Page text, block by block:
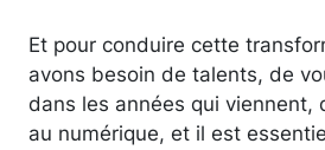
Et pour conduire cette
avons besoin de talents, de
dans les années qui viennent,
au numérique, et il est